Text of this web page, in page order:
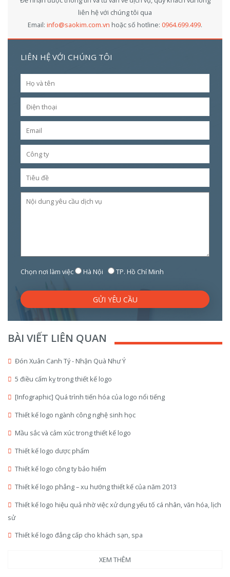
liên hệ với chúng tôi qua
Email: info@saokim.com.vn hoặc số hotline: 0964.699.499.
LIÊN HỆ VỚI CHÚNG TÔI
Chọn nơi làm việc Hà Nội TP. Hồ Chí Minh
GỬI YÊU CẦU
BÀI VIẾT LIÊN QUAN
Đón Xuân Canh Tý - Nhận Quà Như Ý
5 điều cấm kỵ trong thiết kế logo
[Infographic] Quá trình tiến hóa của logo nổi tiếng
Thiết kế logo ngành công nghệ sinh học
Mầu sắc và cảm xúc trong thiết kế logo
Thiết kế logo dược phẩm
Thiết kế logo công ty bảo hiểm
Thiết kế logo phẳng – xu hướng thiết kế của năm 2013
Thiết kế logo hiệu quả nhờ việc xử dụng yếu tố cá nhân, văn hóa, lịch
sử
Thiết kế logo đẳng cấp cho khách sạn, spa
XEM THÊM